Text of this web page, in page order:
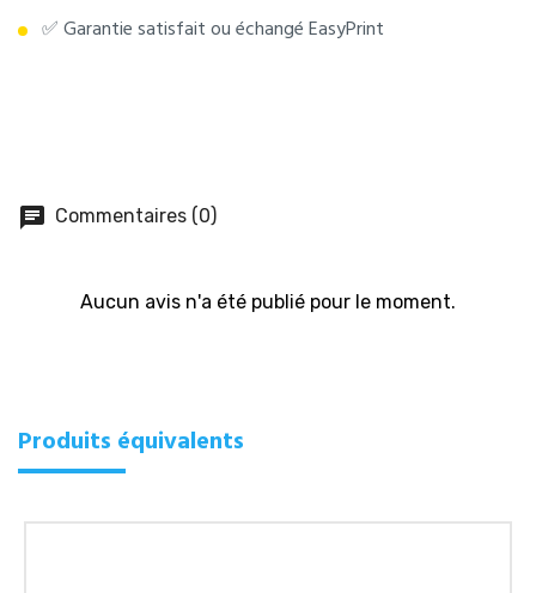
✅ Garantie satisfait ou échangé EasyPrint
chat Commentaires (0)
Aucun avis n'a été publié pour le moment.
Produits équivalents